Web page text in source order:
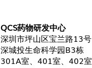
QCS药物研发中心
深圳市坪山区宝兰路13号
深城投生命科学园B3栋
301A室、401室、402室